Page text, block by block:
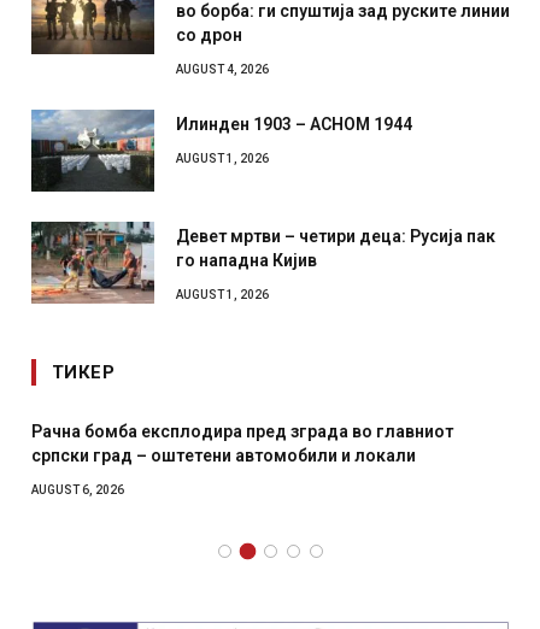
во борба: ги спуштија зад руските линии
со дрон
AUGUST 4, 2026
Илинден 1903 – АСНОМ 1944
AUGUST 1, 2026
Девет мртви – четири деца: Русија пак
го нападна Кијив
AUGUST 1, 2026
ТИКЕР
Рачна бомба експлодира пред зграда во главниот
српски град – оштетени автомобили и локали
AUGUST 6, 2026